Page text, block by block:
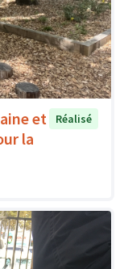
et
la
Réalisé